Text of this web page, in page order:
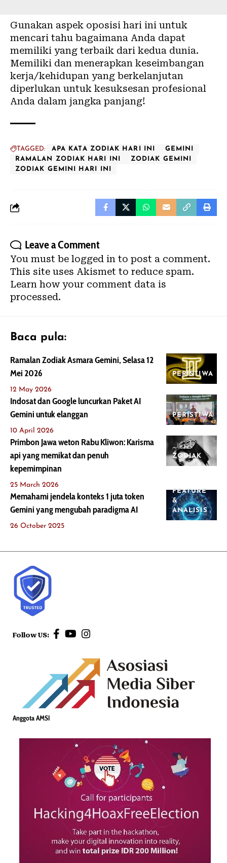
Gunakan aspek oposisi hari ini untuk
mencari tahu bagaimana Anda dapat
memiliki yang terbaik dari kedua dunia.
Memiliki dan menerapkan keseimbangan
kerja/kehidupan yang berkelanjutan
diperlukan untuk kesuksesan profesional
Anda dalam jangka panjang!
TAGGED: APA KATA ZODIAK HARI INI
GEMINI
RAMALAN ZODIAK HARI INI
ZODIAK GEMINI
ZODIAK GEMINI HARI INI
Leave a Comment
You must be logged in to post a comment.
This site uses Akismet to reduce spam.
Learn how your comment data is
processed.
Baca pula:
PERISTIWA
Ramalan Zodiak Asmara Gemini, Selasa 12
Mei 2026
12 May 2026
PERISTIWA
Indosat dan Google luncurkan Paket AI
Gemini untuk elanggan
10 April 2026
ZODIAK
Primbon Jawa weton Rabu Kliwon: Karisma
api yang memikat dan penuh
kepemimpinan
25 March 2026
FEATURE
&
ANALISIS
Memahami jendela konteks 1 juta token
Gemini yang mengubah paradigma AI
26 October 2025
Follow US:
Anggota AMSI